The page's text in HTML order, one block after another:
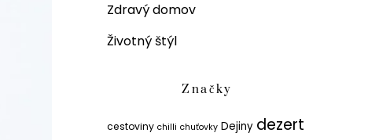
Zdravý domov
Životný štýl
Značky
cestoviny chilli chuťovky Dejiny dezert